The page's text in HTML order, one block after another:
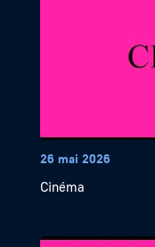
26 mai 2026
Cinéma